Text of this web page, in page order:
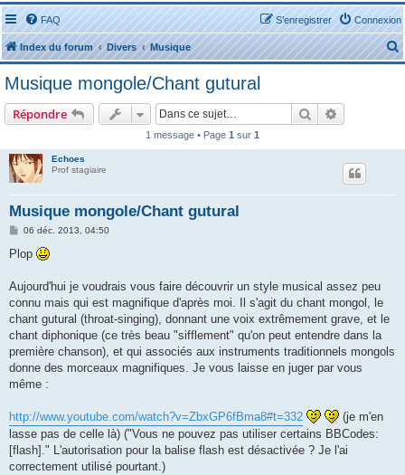
FAQ Connexion
S’enregistrer
Index du forum Divers Musique
e
Musique mongole/Chant gutural
Répondre Rechercher
1 message • Page 1 sur 1
Echoes
Prof stagiaire
Musique mongole/Chant gutural
M
s
g
e
06 déc. 2013, 04:50
Plop
Aujourd'hui je voudrais vous faire découvrir un style musical assez peu
connu mais qui est magnifique d'après moi. Il s'agit du chant mongol, le
chant gutural (throat-singing), donnant une voix extrêmement grave, et le
chant diphonique (ce très beau "sifflement" qu'on peut entendre dans la
première chanson), et qui associés aux instruments traditionnels mongols
donne des morceaux magnifiques. Je vous laisse en juger par vous
même :
http://www.youtube.com/watch?v=ZbxGP6fBma8#t=332
(je m'en
lasse pas de celle là) ("Vous ne pouvez pas utiliser certains BBCodes:
[flash]." L'autorisation pour la balise flash est désactivée ? Je l'ai
correctement utilisé pourtant.)